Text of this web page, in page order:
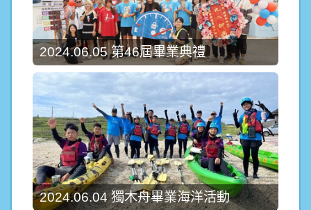
2024.06.05 第46屆畢業典禮
2024.06.04 獨木舟畢業海洋活動